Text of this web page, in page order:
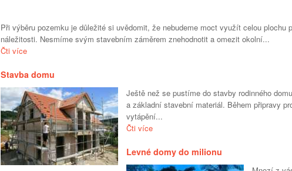
Při výběru pozemku je důležité si uvědomit, že nebudeme moct využít celou
náležitosti. Nesmíme svým stavebním záměrem znehodnotit a omezit okolní...
Čti více
Stavba domu
Ještě než se pustíme do stavby rodinného
a základní stavební materiál. Během připravy
vytápění...
Čti více
Levné domy do milionu